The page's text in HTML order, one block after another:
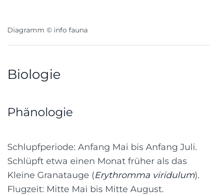
Diagramm © info fauna
Biologie
Phänologie
Schlupfperiode: Anfang Mai bis Anfang Juli.
Schlüpft etwa einen Monat früher als das
Kleine Granatauge (Erythromma viridulum).
Flugzeit: Mitte Mai bis Mitte August.